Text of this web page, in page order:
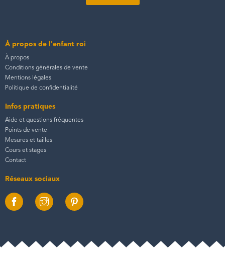
À propos de l'enfant roi
À propos
Conditions générales de vente
Mentions légales
Politique de confidentialité
Infos pratiques
Aide et questions fréquentes
Points de vente
Mesures et tailles
Cours et stages
Contact
Réseaux sociaux